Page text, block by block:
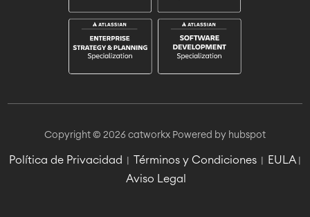
Copyright © 2026 catworkx Powered by hubspot
Política de Privacidad Términos y Condiciones EULA
Aviso Legal